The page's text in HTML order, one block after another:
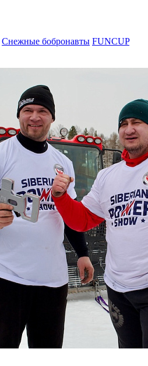
Снежные бобронавты FUNCUP